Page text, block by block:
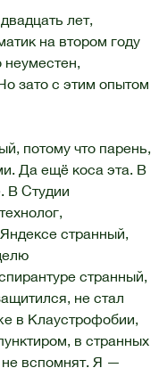
лет,
на втором году
зато с этим опытом
потому что парень,
Да ещё коса эта. В
В Студии
странный,
странный,
не стал
в Клаустрофобии,
в странных
не вспомнят. Я —